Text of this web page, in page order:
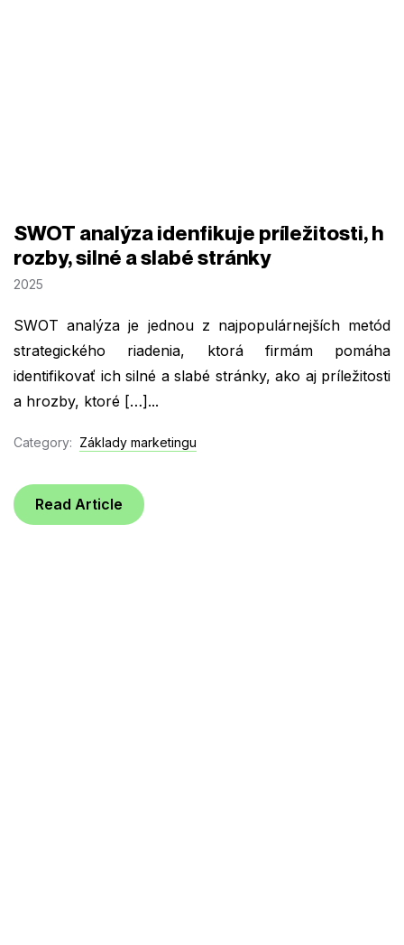
SWOT analýza idenfikuje príležitosti, h
rozby, silné a slabé stránky
2025
SWOT analýza je jednou z najpopulárnejších metód
strategického riadenia, ktorá firmám pomáha
identifikovať ich silné a slabé stránky, ako aj príležitosti
a hrozby, ktoré […]...
Category: Základy marketingu
Read Article